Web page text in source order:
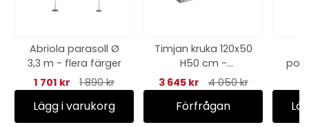
Abriola parasoll Ø
3,3 m - flera färger
1 701 kr
1 890 kr
Lägg i varukorg
Timjan kruka 120x50
H50 cm -
magnelis/grå
3 645 kr 4 050 kr
Förfrågan